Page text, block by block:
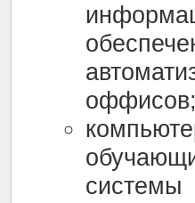
системы